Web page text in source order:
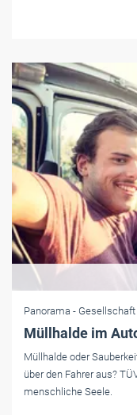
Panorama - Gesellschaft
Müllhalde im
Müllhalde oder
über den Fahrer aus?
menschliche Seele.